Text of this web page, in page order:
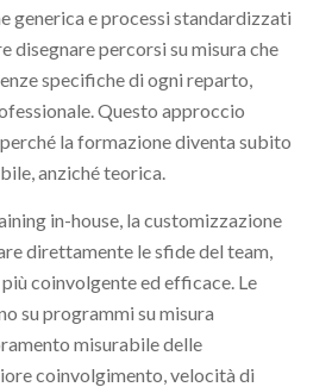
generica e processi standardizzati
disegnare percorsi su misura che
specifiche di ogni reparto,
Questo approccio
la formazione diventa subito
anziché teorica.
in-house, la customizzazione
direttamente le sfide del team,
coinvolgente ed efficace. Le
su programmi su misura
misurabile delle
coinvolgimento, velocità di